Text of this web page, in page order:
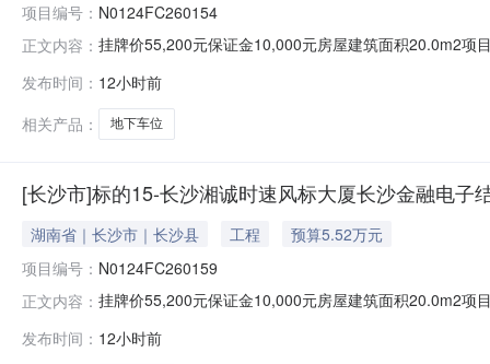
项目编号： N0124FC260154
正文内容： 挂牌价55,200元保证金10,000元房屋建筑面积20.0m2项
中心地下车位13号基本属性房屋建筑面积约（㎡）
发布时间： 12小时前
相关产品：
地下车位
[长沙市]标的15-长沙湘诚时速风标大厦长沙金融电子
湖南省｜长沙市｜长沙县 工程
预算5.52万元
项目编号： N0124FC260159
正文内容： 挂牌价55,200元保证金10,000元房屋建筑面积20.0m2项
中心地下车位18号基本属性房屋建筑面积约（㎡）
发布时间： 12小时前